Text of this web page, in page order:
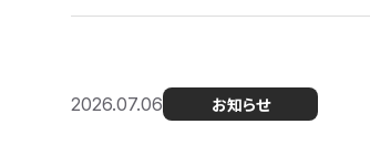
2026.07.06 お知らせ